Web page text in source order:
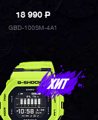
18 990P
GBD-100SM-4A1